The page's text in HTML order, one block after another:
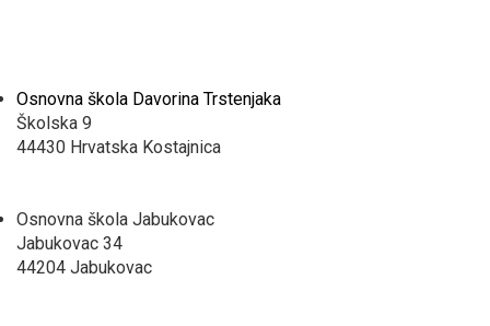
Osnovna škola Davorina Trstenjaka
Školska 9
44430 Hrvatska Kostajnica
Osnovna škola Jabukovac
Jabukovac 34
44204 Jabukovac